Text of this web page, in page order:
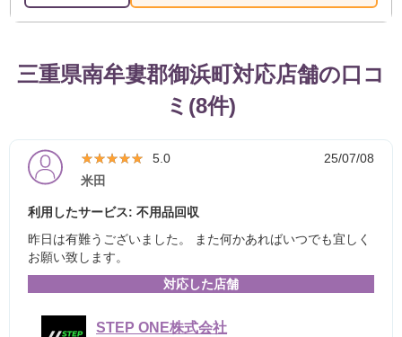
三重県南牟婁郡御浜町対応店舗の口コ
ミ(8件)
★★★★★
★★★★★ 5.0
25/07/08
米田
利用したサービス: 不用品回収
昨日は有難うございました。 また何かあればいつでも宜しく
お願い致します。
対応した店舗
STEP ONE株式会社